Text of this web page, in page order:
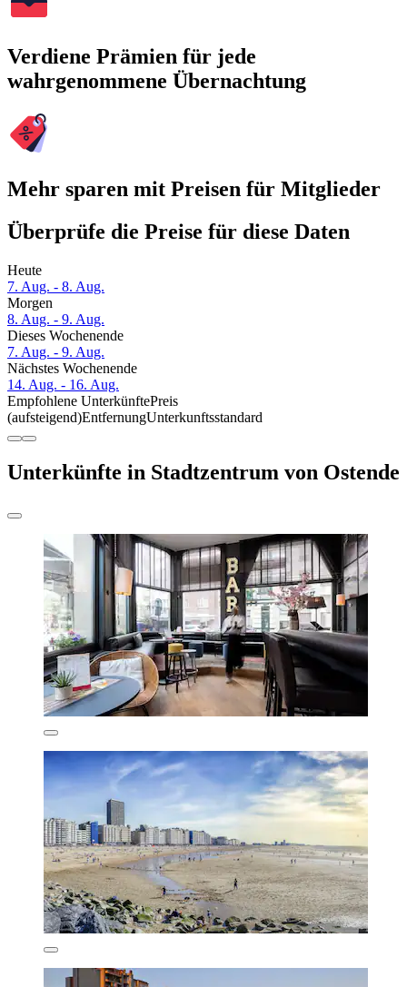
Verdiene Prämien für jede
wahrgenommene Übernachtung
Mehr sparen mit Preisen für Mitglieder
Überprüfe die Preise für diese Daten
Heute
7. Aug. - 8. Aug.
Morgen
8. Aug. - 9. Aug.
Dieses Wochenende
7. Aug. - 9. Aug.
Nächstes Wochenende
14. Aug. - 16. Aug.
Empfohlene UnterkünftePreis
(aufsteigend)EntfernungUnterkunftsstandard
Unterkünfte in Stadtzentrum von Ostende